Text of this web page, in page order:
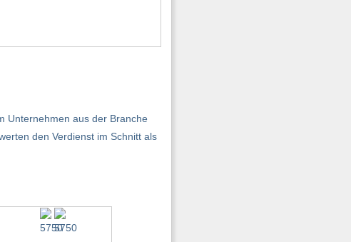
Unternehmen aus der Branche
den Verdienst im Schnitt als